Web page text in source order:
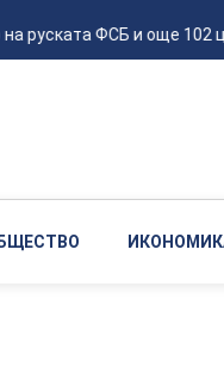
руската ФСБ и още 102